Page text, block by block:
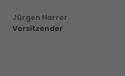
Jürgen Harrer
Vorsitzender